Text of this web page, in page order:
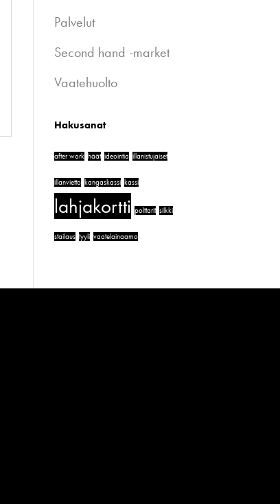
Palvelut
Second hand -market
Vaatehuolto
Hakusanat
after work häät ideointia illanistujaiset
illanvietto kangaskassi kassi
lahjakortti polttarit silkki
stailaus tyyli vaatelainaamo